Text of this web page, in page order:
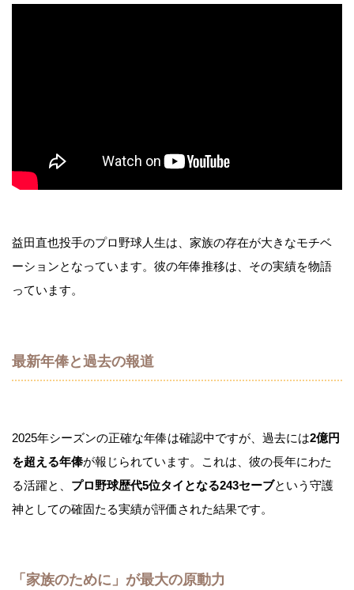
益田直也投手のプロ野球人生は、家族の存在が大きなモチベ
ーションとなっています。彼の年俸推移は、その実績を物語
っています。
最新年俸と過去の報道
2025年シーズンの正確な年俸は確認中ですが、過去には2億円
を超える年俸が報じられています。これは、彼の長年にわた
る活躍と、 プロ野球歴代5位タイとなる243セーブという守護
神としての確固たる実績が評価された結果です。
「家族のために」が最大の原動力